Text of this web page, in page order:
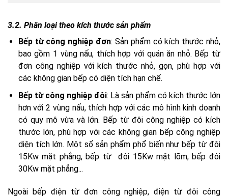
3.2. Phân loại theo kích thước sản phẩm
Bếp từ công nghiệp đơn: Sản phẩm có kích thước nhỏ,
bao gồm 1 vùng nấu, thích hợp với quán ăn nhỏ. Bếp từ
đơn công nghiệp với kích thước nhỏ, gọn, phù hợp với
các không gian bếp có diện tích hạn chế.
Bếp từ công nghiệp đôi: Là sản phẩm có kích thước lớn
hơn với 2 vùng nấu, thích hợp với các mô hình kinh doanh
có quy mô vừa và lớn. Bếp từ đôi công nghiệp có kích
thước lớn, phù hợp với các không gian bếp công nghiệp
diện tích lớn. Một số sản phẩm phổ biến như bếp từ đôi
15Kw mặt phẳng, bếp từ đôi 15Kw mặt lõm, bếp đôi
30Kw mặt phẳng...
Ngoài bếp điện từ đơn công nghiệp, điện từ đôi công